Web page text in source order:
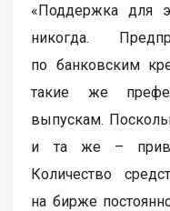
«Поддержка для
никогда.
по банковским
такие же
выпускам.
и та же –
Количество
на бирже